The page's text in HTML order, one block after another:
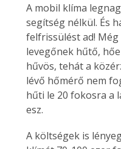
Okoselőfizetés
A Laptapiron elérhetők az
Ezermester, az Ezermester
Extra és az Ezermester Old
visszamenőleg is! A Laptapir
A mobil klíma
segítség nélkül. És
felfrissülést ad!
levegőnek hűtő,
hűvös, tehát a
lévő hőmérő nem
hűti le 20 fokosra a
esz.
A költségek is